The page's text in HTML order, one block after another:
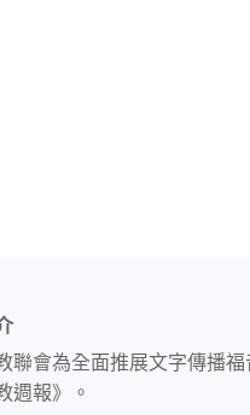
聯會為全面推展文字傳播
週報》。